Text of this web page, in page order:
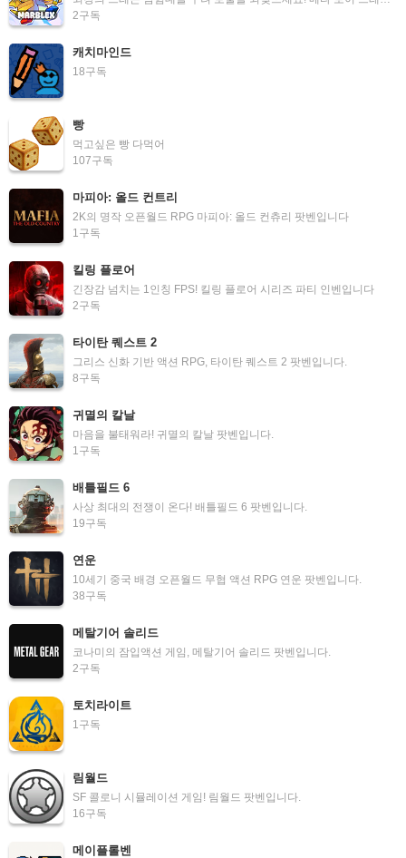
2구독
캐치마인드
18구독
빵
먹고싶은 빵 다먹어
107구독
마피아: 올드 컨트리
2K의 명작 오픈월드 RPG 마피아: 올드 컨츄리 팟벤입니다
1구독
킬링 플로어
긴장감 넘치는 1인칭 FPS! 킬링 플로어 시리즈 파티 인벤입니다
2구독
타이탄 퀘스트 2
그리스 신화 기반 액션 RPG, 타이탄 퀘스트 2 팟벤입니다.
8구독
귀멸의 칼날
마음을 불태워라! 귀멸의 칼날 팟벤입니다.
1구독
배틀필드 6
사상 최대의 전쟁이 온다! 배틀필드 6 팟벤입니다.
19구독
연운
10세기 중국 배경 오픈월드 무협 액션 RPG 연운 팟벤입니다.
38구독
메탈기어 솔리드
코나미의 잠입액션 게임, 메탈기어 솔리드 팟벤입니다.
2구독
토치라이트
1구독
림월드
SF 콜로니 시뮬레이션 게임! 림월드 팟벤입니다.
16구독
메이플롤벤